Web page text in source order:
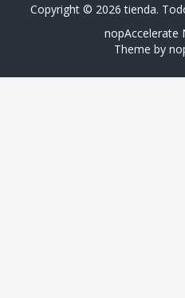
Copyright © 2026 tienda.
nopAccelerate
Theme by